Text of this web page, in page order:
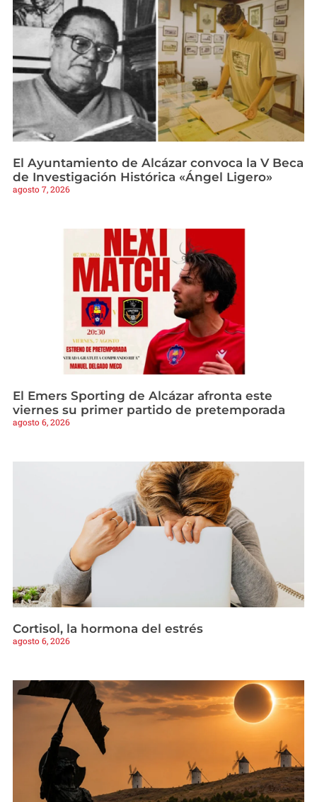
El Ayuntamiento de Alcázar convoca la V Beca
de Investigación Histórica «Ángel Ligero»
agosto 7, 2026
El Emers Sporting de Alcázar afronta este
viernes su primer partido de pretemporada
agosto 6, 2026
Cortisol, la hormona del estrés
agosto 6, 2026